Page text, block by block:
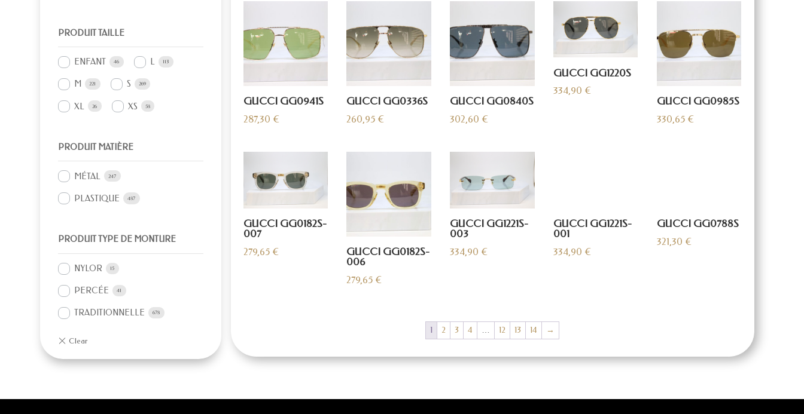
PRODUIT TAILLE
ENFANT 46 L 113
M 221 S 269
XL 26 XS 58
PRODUIT MATIÈRE
MÉTAL 247
PLASTIQUE 487
PRODUIT TYPE DE MONTURE
NYLOR 15
PERCÉE 41
TRADITIONNELLE 678
GUCCI GG0941S
287,30 €
GUCCI GG0336S
260,95 €
GUCCI GG0840S
302,60 €
GUCCI GG1220S
334,90 €
GUCCI GG0985S
330,65 €
GUCCI GG0182S-
007
279,65 €
GUCCI GG0182S-
006
279,65 €
GUCCI GG1221S-
003
334,90 €
GUCCI GG1221S-
001
334,90 €
GUCCI GG0788S
321,30 €
1 2 3 4 … 12 13 14 →